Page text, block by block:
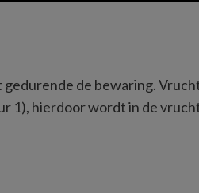
de bewaring.
1), hierdoor wordt in de